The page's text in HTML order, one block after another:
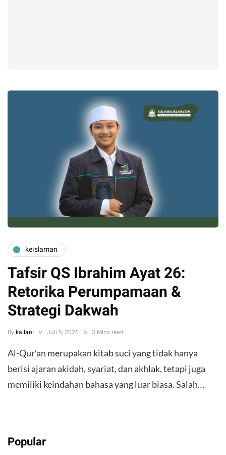
keislaman
Tafsir QS Ibrahim Ayat 26:
Retorika Perumpamaan &
Strategi Dakwah
By kailani Juli 5, 2026 3 Mins read
​Al-Qur’an merupakan kitab suci yang tidak hanya
berisi ajaran akidah, syariat, dan akhlak, tetapi juga
memiliki keindahan bahasa yang luar biasa. Salah…
Popular